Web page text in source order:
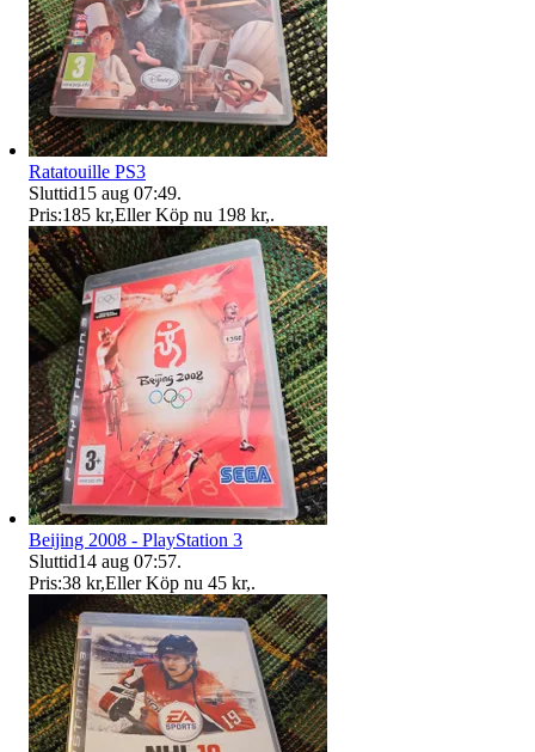
Ratatouille PS3
Sluttid15 aug 07:49.
Pris:185 kr,Eller Köp nu 198 kr,.
Beijing 2008 - PlayStation 3
Sluttid14 aug 07:57.
Pris:38 kr,Eller Köp nu 45 kr,.